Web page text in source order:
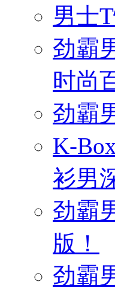
男士
劲霸
时尚
劲霸
K-
衫男
劲霸
版！
劲霸